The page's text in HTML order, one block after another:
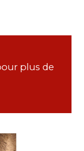
plus de